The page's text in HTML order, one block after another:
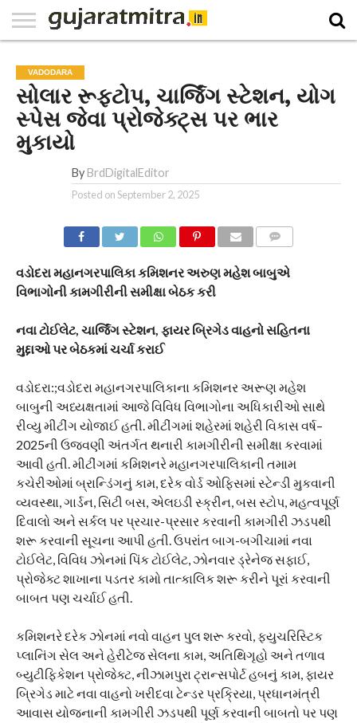
PAPER
NATIONAL
WORLD
BUSINESS
SPORTS
GUJARAT
OPINION
MORE
VADODARA
સોલાર રૂફટોપ, ચાર્જિંગ સ્ટેશન, યોગ
સ્પેસ જેવા પ્રોજેક્ટ્સ પર ભાર
મુકાયો
By BrdDigitalEditor
Posted onSeptember 2, 2025
વડોદરા મહાનગરપાલિકા કમિશનર અરુણ મહેશ બાબુએ
વિભાગોની કામગીરીની સમીક્ષા બેઠક કરી
નવા ટોઈલેટ, ચાર્જિંગ સ્ટેશન, ફાયર બ્રિગેડ વાહનો સહિતના
મુદ્દાઓ પર બેઠકમાં ચર્ચા કરાઈ
વડોદરા:;વડોદરા મહાનગરપાલિકાના કમિશનર અરૂણ મહેશ
બાબુની અધ્યક્ષતામાં આજે વિવિધ વિભાગોના અધિકારીઓ સાથે
રીવ્યુ મીટીંગ યોજાઈ હતી. મીટીંગમાં શહેરમાં શહેરી વિકાસ વર્ષ–
2025ની ઉજવણી અંતર્ગત થનારી કામગીરીની સમીક્ષા કરવામાં
આવી હતી. મીટીંગમાં કમિશનરે મહાનગરપાલિકાની તમામ
કચેરીઓમાં બ્રાન્ડિંગનું કામ, દરેક વોર્ડ ઓફિસમાં સ્ટેન્ડી મુકવાની
વ્યવસ્થા, ગાર્ડન, સિટી બસ, એલઇડી સ્ક્રીન, બસ સ્ટોપ, મહત્વપૂર્ણ
દિવાલો અને સર્કલ પર પ્રચાર-પ્રસાર કરવાની કામગીરી ઝડપથી
શરૂ કરવાની સૂચના આપી હતી. ઉપરાંત બાગ-બગીચામાં નવા
ટોઈલેટ, વિવિધ ઝોનમાં પિંક ટોઈલેટ, ઝોનવાર ડ્રેનેજ સફાઈ,
પ્રોજેક્ટ શાખાના પડતર કામો તાત્કાલિક શરૂ કરીને પૂરાં કરવાની
બાબત પણ ચર્ચાઈ હતી.
કમિશનરે દરેક ઝોનમાં નવો વાહન પુલ શરૂ કરવો, ફ્યુચરિસ્ટિક
પ્લાનિંગ સેલ અને હેરીટેજ સેલના કામ, અતિથિગૃહો અને તળાવ
બ્યુટીફિકેશન પ્રોજેક્ટ, નીઝામપુરા ટ્રાન્સપોર્ટ હબનું કામ, ફાયર
બ્રિગેડ માટે નવા વાહનો ખરીદવા ટેન્ડર પ્રક્રિયા, પ્રધાનમંત્રી
આવાસ યોજનાની કામગીરી ઝડપથી પૂર્ણ કરવાની બાબતો પર પણ